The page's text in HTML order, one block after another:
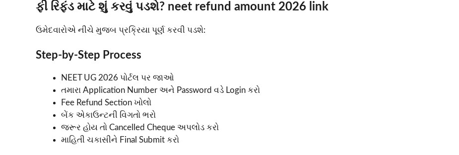
ફી રિફંડ માટે શું કરવું પડશે? neet refund amount 2026 link
ઉમેદવારોએ નીચે મુજબ પ્રક્રિયા પૂર્ણ કરવી પડશે:
Step-by-Step Process
NEET UG 2026 પોર્ટલ પર જાઓ
તમારા Application Number અને Password વડે Login કરો
Fee Refund Section ખોલો
બેંક એકાઉન્ટની વિગતો ભરો
જરૂર હોય તો Cancelled Cheque અપલોડ કરો
માહિતી ચકાસીને Final Submit કરો